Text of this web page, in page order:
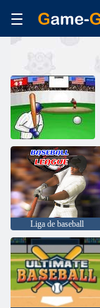
Liga de baseball